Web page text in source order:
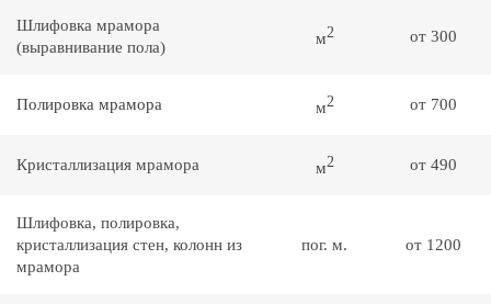
Шлифовка мрамора
(выравнивание пола)
м2 от 300
Полировка мрамора м2 от 700
Кристаллизация мрамора м2 от 490
Шлифовка, полировка,
кристаллизация стен, колонн из
мрамора
пог. м. от 1200